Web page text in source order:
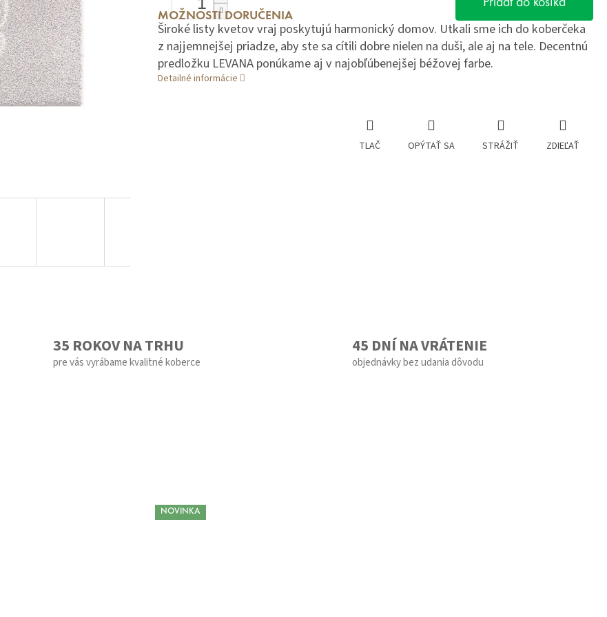
MOŽNOSTI DORUČENIA
Pridať do košíka
Široké listy kvetov vraj poskytujú harmonický domov. Utkali sme ich do koberčeka
z najjemnejšej priadze, aby ste sa cítili dobre nielen na duši, ale aj na tele. Decentnú
predložku LEVANA ponúkame aj v najobľúbenejšej béžovej farbe.
Detailné informácie
TLAČ OPÝTAŤ SA STRÁŽIŤ ZDIEĽAŤ
35 ROKOV NA TRHU
pre vás vyrábame kvalitné koberce
45 DNÍ NA VRÁTENIE
objednávky bez udania dôvodu
NOVINKA